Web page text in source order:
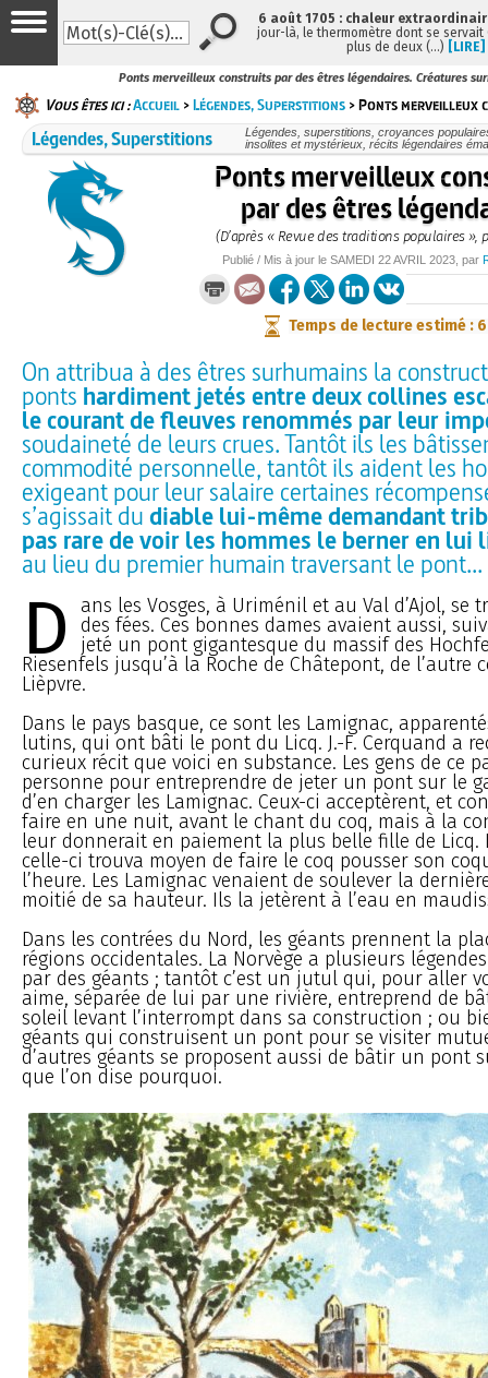
Ponts merveilleux construits par des êtres légendaires. Créatures
Vous êtes ici :Accueil >Légendes, Superstitions > Ponts merveilleux
Légendes, Superstitions
Légendes, superstitions, croyances
insolites et mystérieux, récits légendaires
Ponts merveilleux
par des êtres
(D’après « Revue des traditions populaires »,
Publié / Mis à jour le SAMEDI 22 AVRIL 2023 , par
Temps de lecture estimé :
On attribua à des êtres surhumains la
ponts hardiment jetés entre deux collines
le courant de fleuves renommés par leur
soudaineté de leurs crues. Tantôt ils les
commodité personnelle, tantôt ils aident les
exigeant pour leur salaire certaines
s’agissait dudiable lui-même demandant
pas rare de voir les hommes le berner en lui
au lieu du premier humain traversant le pont...
D
ans les Vosges, à Uriménil et au Val d’Ajol, se
des fées. Ces bonnes dames avaient aussi,
jeté un pont gigantesque du massif des
Riesenfels jusqu’à la Roche de Châtepont, de l’autre
Lièpvre.
Dans le pays basque, ce sont les Lamignac,
lutins, qui ont bâti le pont du Licq. J.-F. Cerquand a
curieux récit que voici en substance. Les gens de ce
personne pour entreprendre de jeter un pont sur le
d’en charger les Lamignac. Ceux-ci acceptèrent, et
faire en une nuit, avant le chant du coq, mais à la
leur donnerait en paiement la plus belle fille de Licq.
celle-ci trouva moyen de faire le coq pousser son
l’heure. Les Lamignac venaient de soulever la
moitié de sa hauteur. Ils la jetèrent à l’eau en
Dans les contrées du Nord, les géants prennent la
régions occidentales. La Norvège a plusieurs
par des géants ; tantôt c’est un jutul qui, pour aller
aime, séparée de lui par une rivière, entreprend de
soleil levant l’interrompt dans sa construction ; ou
géants qui construisent un pont pour se visiter
d’autres géants se proposent aussi de bâtir un pont
que l’on dise pourquoi.
6 août 1705 : chaleur
jour-là, le thermomètre dont se servait
plus de deux (…) [LIRE]